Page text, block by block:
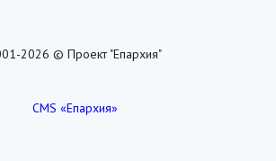
2026 © Проект "Епархия"
CMS «Епархия»